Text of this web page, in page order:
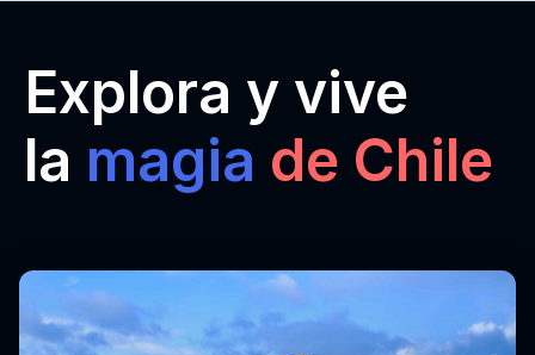
Explora y vive
la magia de Chile